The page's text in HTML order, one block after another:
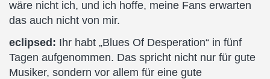
wäre nicht ich, und ich hoffe, meine Fans erwarten
das auch nicht von mir.
eclipsed: Ihr habt „Blues Of Desperation“ in fünf
Tagen aufgenommen. Das spricht nicht nur für gute
Musiker, sondern vor allem für eine gute